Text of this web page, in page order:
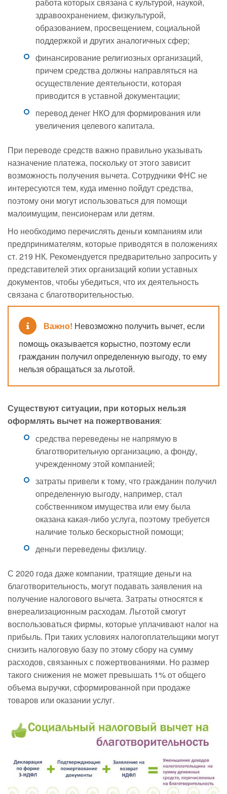
здравоохранением, физкультурой,
образованием, просвещением, социальной
поддержкой и других аналогичных сфер;
финансирование религиозных организаций,
причем средства должны направляться на
осуществление деятельности, которая
приводится в уставной документации;
перевод денег НКО для формирования или
увеличения целевого капитала.
При переводе средств важно правильно указывать
назначение платежа, поскольку от этого зависит
возможность получения вычета. Сотрудники ФНС не
интересуются тем, куда именно пойдут средства,
поэтому они могут использоваться для помощи
малоимущим, пенсионерам или детям.
Но необходимо перечислять деньги компаниям или
предпринимателям, которые приводятся в положениях
ст. 219 НК. Рекомендуется предварительно запросить у
представителей этих организаций копии уставных
документов, чтобы убедиться, что их деятельность
связана с благотворительностью.
Важно! Невозможно получить вычет, если
помощь оказывается корыстно, поэтому если
гражданин получил определенную выгоду, то ему
нельзя обращаться за льготой.
Существуют ситуации, при которых нельзя
оформлять вычет на пожертвования:
средства переведены не напрямую в
благотворительную организацию, а фонду,
учрежденному этой компанией;
затраты привели к тому, что гражданин получил
определенную выгоду, например, стал
собственником имущества или ему была
оказана какая-либо услуга, поэтому требуется
наличие только бескорыстной помощи;
деньги переведены физлицу.
С 2020 года даже компании, тратящие деньги на
благотворительность, могут подавать заявления на
получение налогового вычета. Затраты относятся к
внереализационным расходам. Льготой смогут
воспользоваться фирмы, которые уплачивают налог на
прибыль. При таких условиях налогоплательщики могут
снизить налоговую базу по этому сбору на сумму
расходов, связанных с пожертвованиями. Но размер
такого снижения не может превышать 1% от общего
объема выручки, сформированной при продаже
товаров или оказании услуг.